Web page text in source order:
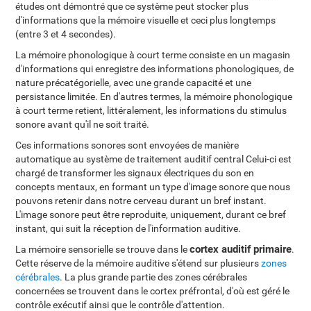
études ont démontré que ce système peut stocker plus
d'informations que la mémoire visuelle et ceci plus longtemps
(entre 3 et 4 secondes).
La mémoire phonologique à court terme consiste en un magasin
d'informations qui enregistre des informations phonologiques, de
nature précatégorielle, avec une grande capacité et une
persistance limitée. En d'autres termes, la mémoire phonologique
à court terme retient, littéralement, les informations du stimulus
sonore avant qu'il ne soit traité.
Ces informations sonores sont envoyées de manière
automatique au système de traitement auditif central Celui-ci est
chargé de transformer les signaux électriques du son en
concepts mentaux, en formant un type d'image sonore que nous
pouvons retenir dans notre cerveau durant un bref instant.
L'image sonore peut être reproduite, uniquement, durant ce bref
instant, qui suit la réception de l'information auditive.
La mémoire sensorielle se trouve dans lecortex auditif primaire.
Cette réserve de la mémoire auditive s'étend sur plusieurszones
cérébrales. La plus grande partie des zones cérébrales
concernées se trouvent dans le cortex préfrontal, d'où est géré le
contrôle exécutif ainsi que le contrôle d'attention.